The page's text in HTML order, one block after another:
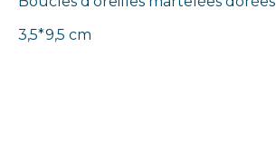
3,5*9,5 cm